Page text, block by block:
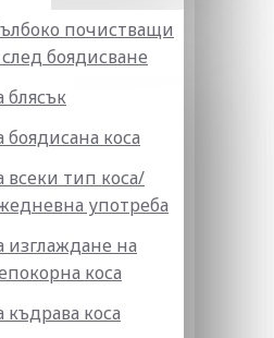
почистващи
боядисване
блясък
боядисана коса
всеки тип коса/
употреба
изглаждане на
коса
къдрава коса